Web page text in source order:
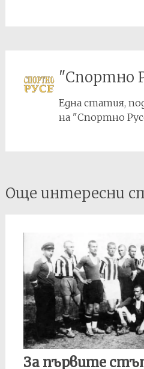
26 август ЖСК
печели с 2:0. Този
резулат обаче също
е анулиран и в
"Спортно
Една статия,
на "Спортно
Post
navigation
Още интересни
За първите